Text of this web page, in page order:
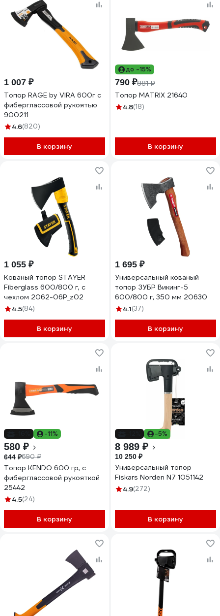
1 007 ₽
Топор RAGE by VIRA 600г с
фиберглассовой рукоятью
900211
4.6(820)
В корзину
до -15%
790 ₽881 ₽
Топор MATRIX 21640
4.8(18)
В корзину
1 055 ₽
Кованый топор STAYER
Fiberglass 600/800 г, с
чехлом 2062-06P_z02
4.5(84)
В корзину
1 695 ₽
Универсальный кованый
топор ЗУБР Викинг-5
600/800 г, 350 мм 20630
4.1(37)
В корзину
-11%
580 ₽
644 ₽690 ₽
Топор KENDO 600 гр, c
фиберглассовой рукояткой
25442
4.5(24)
В корзину
-5%
8 989 ₽
10 250 ₽
Универсальный топор
Fiskars Norden N7 1051142
4.9(272)
В корзину